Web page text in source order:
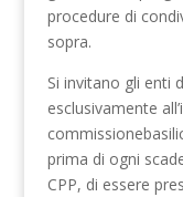
procedure di
sopra.
Si invitano gli enti
esclusivamente
prima di ogni
CPP, di essere